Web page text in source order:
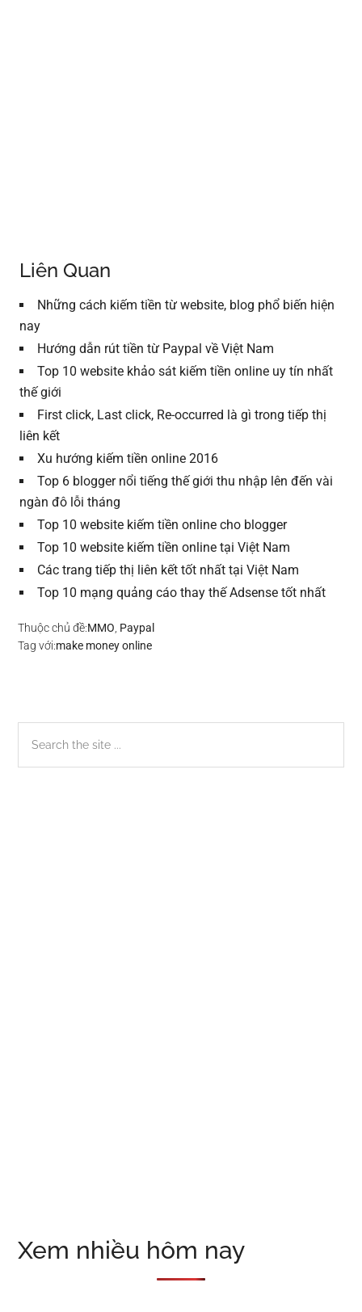
Liên Quan
Những cách kiếm tiền từ website, blog phổ biến hiện
nay
Hướng dẫn rút tiền từ Paypal về Việt Nam
Top 10 website khảo sát kiếm tiền online uy tín nhất
thế giới
First click, Last click, Re-occurred là gì trong tiếp thị
liên kết
Xu hướng kiếm tiền online 2016
Top 6 blogger nổi tiếng thế giới thu nhập lên đến vài
ngàn đô lỗi tháng
Top 10 website kiếm tiền online cho blogger
Top 10 website kiếm tiền online tại Việt Nam
Các trang tiếp thị liên kết tốt nhất tại Việt Nam
Top 10 mạng quảng cáo thay thế Adsense tốt nhất
Thuộc chủ đề:MMO Paypal
Tag với:make money online
Sidebar
chính
the
Xem nhiều hôm nay